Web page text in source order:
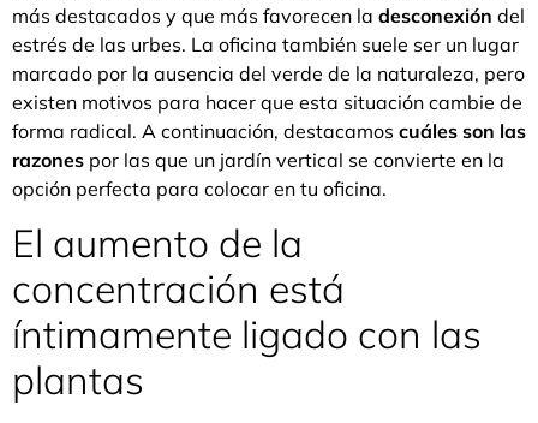
más destacados y que más favorecen la desconexión del
estrés de las urbes. La oficina también suele ser un lugar
marcado por la ausencia del verde de la naturaleza, pero
existen motivos para hacer que esta situación cambie de
forma radical. A continuación, destacamos cuáles son las
razones por las que un jardín vertical se convierte en la
opción perfecta para colocar en tu oficina.
El aumento de la
concentración está
íntimamente ligado con las
plantas